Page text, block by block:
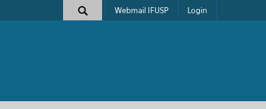
busca
Webmail IFUSP Login